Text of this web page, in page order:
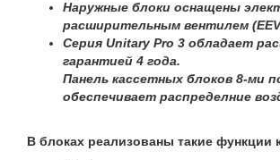
Наружные блоки оснащены
расширительным вентилем
Серия Unitary Pro 3 обладает
гарантией 4 года.
Панель кассетных блоков 8-ми
обеспечивает распределние
В блоках реализованы такие функции